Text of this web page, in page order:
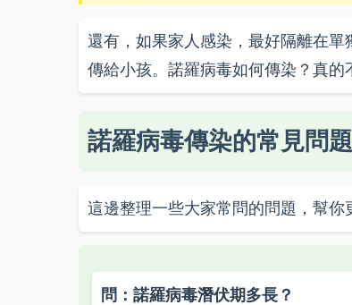
還有，如果家人感染，最好隔離在
傳給小孩。諾羅病毒如何傳染？真的
諾羅病毒傳染的常見問
這邊整理一些大家常問的問題，幫你
問：諾羅病毒潛伏期多長？